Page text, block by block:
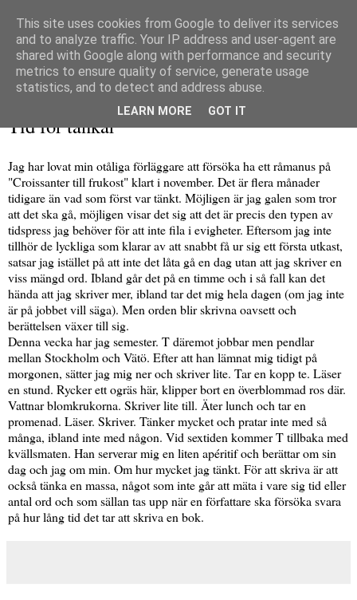
Tid för tankar
Jag har lovat min otåliga förläggare att försöka ha ett råmanus på
"Croissanter till frukost" klart i november. Det är flera månader
tidigare än vad som först var tänkt. Möjligen är jag galen som tror
att det ska gå, möjligen visar det sig att det är precis den typen av
tidspress jag behöver för att inte fila i evigheter. Eftersom jag inte
tillhör de lyckliga som klarar av att snabbt få ur sig ett första utkast,
satsar jag istället på att inte det låta gå en dag utan att jag skriver en
viss mängd ord. Ibland går det på en timme och i så fall kan det
hända att jag skriver mer, ibland tar det mig hela dagen (om jag inte
är på jobbet vill säga). Men orden blir skrivna oavsett och
berättelsen växer till sig.
Denna vecka har jag semester. T däremot jobbar men pendlar
mellan Stockholm och Vätö. Efter att han lämnat mig tidigt på
morgonen, sätter jag mig ner och skriver lite. Tar en kopp te. Läser
en stund. Rycker ett ogräs här, klipper bort en överblommad ros där.
Vattnar blomkrukorna. Skriver lite till. Äter lunch och tar en
promenad. Läser. Skriver. Tänker mycket och pratar inte med så
många, ibland inte med någon. Vid sextiden kommer T tillbaka med
kvällsmaten. Han serverar mig en liten apéritif och berättar om sin
dag och jag om min. Om hur mycket jag tänkt. För att skriva är att
också tänka en massa, något som inte går att mäta i vare sig tid eller
antal ord och som sällan tas upp när en författare ska försöka svara
på hur lång tid det tar att skriva en bok.
This site uses cookies from Google to deliver its services
and to analyze traffic. Your IP address and user-agent are
shared with Google along with performance and security
metrics to ensure quality of service, generate usage
statistics, and to detect and address abuse.
LEARN MORE GOT IT